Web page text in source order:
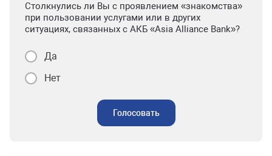
Столкнулись ли Вы с проявлением «знакомства»
при пользовании услугами или в других
ситуациях, связанных с АКБ «Asia Alliance Bank»?
Да
Нет
Голосовать